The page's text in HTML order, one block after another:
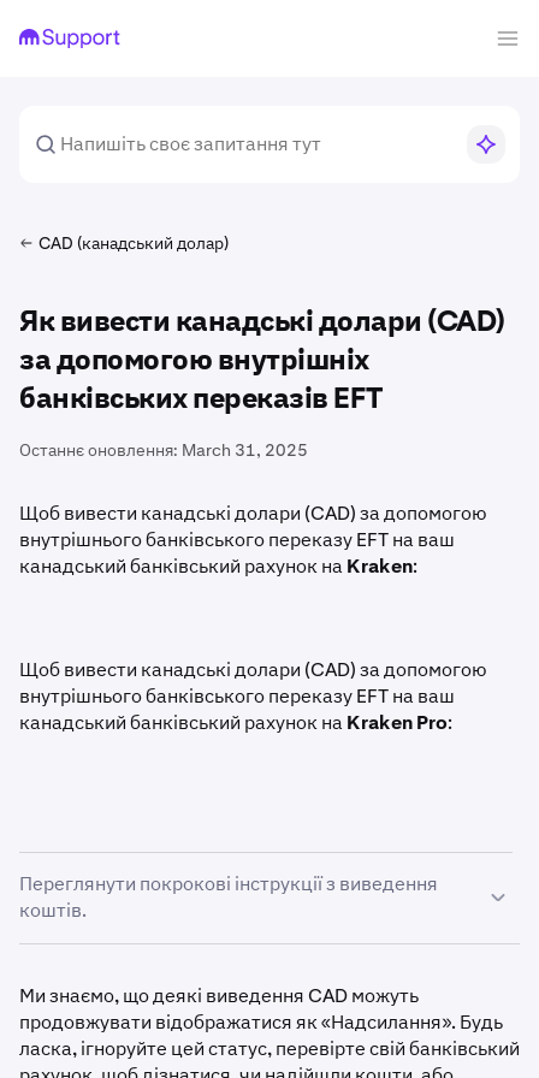
CAD (канадський долар)
Як вивести канадські долари (CAD)
за допомогою внутрішніх
банківських переказів EFT
Останнє оновлення: March 31, 2025
Щоб вивести канадські долари (CAD) за допомогою
внутрішнього банківського переказу EFT на ваш
канадський банківський рахунок на Kraken:
Щоб вивести канадські долари (CAD) за допомогою
внутрішнього банківського переказу EFT на ваш
канадський банківський рахунок на Kraken Pro:
Переглянути покрокові інструкції з виведення
коштів.
Перевірте, чи ваш обліковий запис відповідає
вимогам.
2 Перейдіть на сторінкуГоловната натисніть кнопку
Ми знаємо, що деякі виведення CAD можуть
продовжувати відображатися як «Надсилання». Будь
ласка, ігноруйте цей статус, перевірте свій банківський